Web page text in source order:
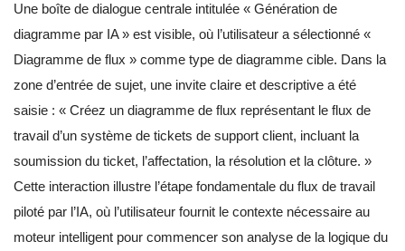
Une boîte de dialogue centrale intitulée « Génération de
diagramme par IA » est visible, où l’utilisateur a sélectionné «
Diagramme de flux » comme type de diagramme cible. Dans la
zone d’entrée de sujet, une invite claire et descriptive a été
saisie : « Créez un diagramme de flux représentant le flux de
travail d’un système de tickets de support client, incluant la
soumission du ticket, l’affectation, la résolution et la clôture. »
Cette interaction illustre l’étape fondamentale du flux de travail
piloté par l’IA, où l’utilisateur fournit le contexte nécessaire au
moteur intelligent pour commencer son analyse de la logique du